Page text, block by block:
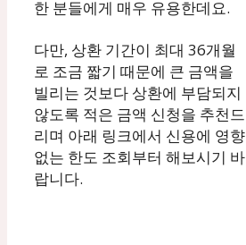
한 분들에게 매우 유용한데요.
다만, 상환 기간이 최대 36개월
로 조금 짧기 때문에 큰 금액을
빌리는 것보다 상환에 부담되지
않도록 적은 금액 신청을 추천드
리며 아래 링크에서 신용에 영향
없는 한도 조회부터 해보시기 바
랍니다.